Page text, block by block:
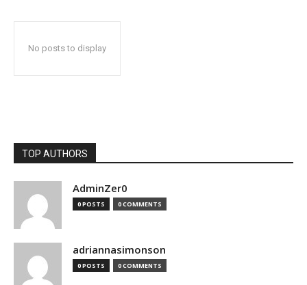
No posts to display
TOP AUTHORS
AdminZer0
0 POSTS 0 COMMENTS
adriannasimonson
0 POSTS 0 COMMENTS